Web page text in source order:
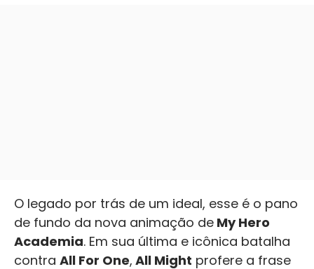
O legado por trás de um ideal, esse é o pano
de fundo da nova animação de My Hero
Academia. Em sua última e icônica batalha
contra All For One, All Might profere a frase